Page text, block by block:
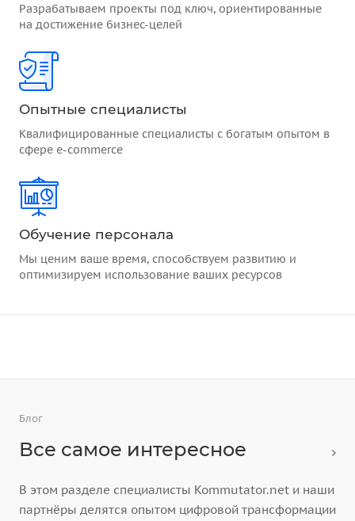
Разрабатываем проекты под ключ, ориентированные
на достижение бизнес-целей
Опытные специалисты
Квалифицированные специалисты с богатым опытом в
сфере e-commerce
Обучение персонала
Мы ценим ваше время, способствуем развитию и
оптимизируем использование ваших ресурсов
Блог
Все самое интересное
В этом разделе специалисты Kommutator.net и наши
партнёры делятся опытом цифровой трансформации